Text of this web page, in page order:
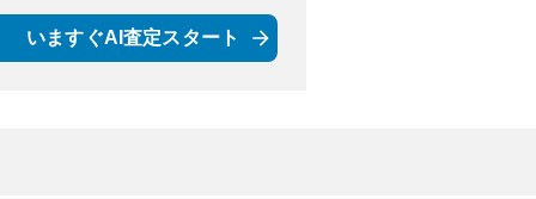
いますぐAI査定スタート